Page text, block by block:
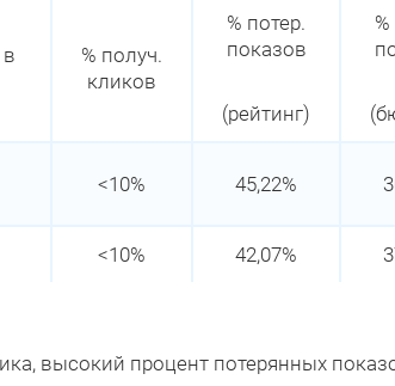
% получ.
кликов
% потер.
показов
(рейтинг)
<10% 45,22%
<10% 42,07%
высокий процент потерянных